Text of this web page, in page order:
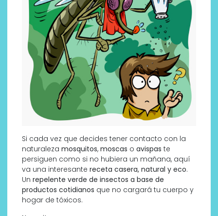
Si cada vez que decides tener contacto con la
naturaleza mosquitos, moscas o avispas te
persiguen como si no hubiera un mañana, aquí
va una interesante receta casera, natural y eco.
Un repelente verde de insectos a base de
productos cotidianos que no cargará tu cuerpo y
hogar de tóxicos.